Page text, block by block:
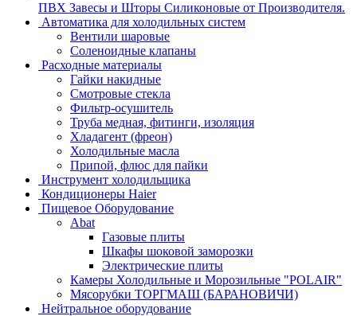
ПВХ Завесы и Шторы Силиконовые от Производителя.
Автоматика для холодильных систем
Вентили шаровые
Соленоидные клапаны
Расходные материалы
Гайки накидные
Смотровые стекла
Фильтр-осушитель
Труба медная, фитинги, изоляция
Хладагент (фреон)
Холодильные масла
Припой, флюс для пайки
Инструмент холодильщика
Кондиционеры Haier
Пищевое Оборудование
Abat
Газовые плиты
Шкафы шоковой заморозки
Электрические плиты
Камеры Холодильные и Морозильные "POLAIR"
Мясорубки ТОРГМАШ (БАРАНОВИЧИ)
Нейтральное оборудование